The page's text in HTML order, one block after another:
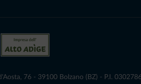
76 - 39100 Bolzano (BZ) - P.I.